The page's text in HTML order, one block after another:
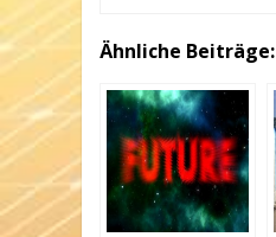
Ähnliche Beiträge: